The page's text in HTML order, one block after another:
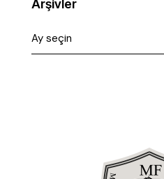
Arşivler